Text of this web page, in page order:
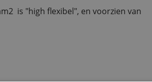
is "high flexibel", en voorzien van